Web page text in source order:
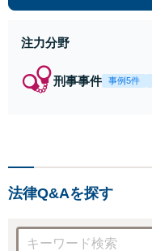
注力分野
刑事事件 事例5件
法律Q&Aを探す